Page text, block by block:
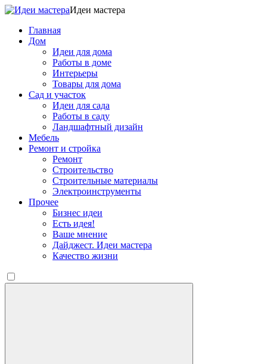
Идеи мастера
Главная
Дом
Идеи для дома
Работы в доме
Интерьеры
Товары для дома
Сад и участок
Идеи для сада
Работы в саду
Ландшафтный дизайн
Мебель
Ремонт и стройка
Ремонт
Строительство
Строительные материалы
Электроинструменты
Прочее
Бизнес идеи
Есть идея!
Ваше мнение
Дайджест. Идеи мастера
Качество жизни